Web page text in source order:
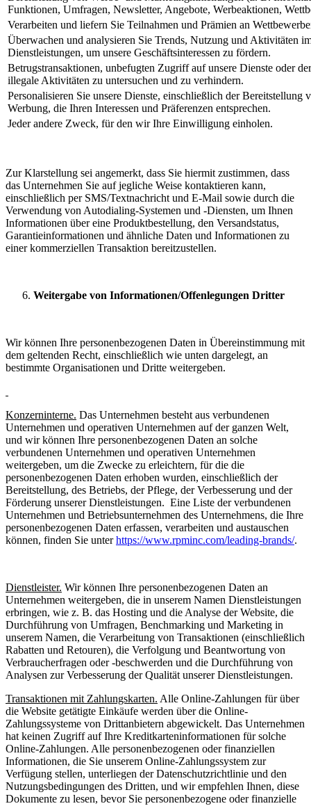
Funktionen, Umfragen, Newsletter, Angebote, Werbeaktionen,
Verarbeiten und liefern Sie Teilnahmen und Prämien an
Überwachen und analysieren Sie Trends, Nutzung und Aktivitäten
Dienstleistungen, um unsere Geschäftsinteressen zu fördern.
Betrugstransaktionen, unbefugten Zugriff auf unsere Dienste oder
illegale Aktivitäten zu untersuchen und zu verhindern.
Personalisieren Sie unsere Dienste, einschließlich der Bereitstellung
Werbung, die Ihren Interessen und Präferenzen entsprechen.
Jeder andere Zweck, für den wir Ihre Einwilligung einholen.
Zur Klarstellung sei angemerkt, dass Sie hiermit zustimmen, dass
das Unternehmen Sie auf jegliche Weise kontaktieren kann,
einschließlich per SMS/Textnachricht und E-Mail sowie durch die
Verwendung von Autodialing-Systemen und -Diensten, um Ihnen
Informationen über eine Produktbestellung, den Versandstatus,
Garantieinformationen und ähnliche Daten und Informationen zu
einer kommerziellen Transaktion bereitzustellen.
Weitergabe von Informationen/Offenlegungen Dritter
Wir können Ihre personenbezogenen Daten in Übereinstimmung mit
dem geltenden Recht, einschließlich wie unten dargelegt, an
bestimmte Organisationen und Dritte weitergeben.
Konzerninterne. Das Unternehmen besteht aus verbundenen
Unternehmen und operativen Unternehmen auf der ganzen Welt,
und wir können Ihre personenbezogenen Daten an solche
verbundenen Unternehmen und operativen Unternehmen
weitergeben, um die Zwecke zu erleichtern, für die die
personenbezogenen Daten erhoben wurden, einschließlich der
Bereitstellung, des Betriebs, der Pflege, der Verbesserung und der
Förderung unserer Dienstleistungen. Eine Liste der verbundenen
Unternehmen und Betriebsunternehmen des Unternehmens, die Ihre
personenbezogenen Daten erfassen, verarbeiten und austauschen
können, finden Sie unterhttps://www.rpminc.com/leading-brands/.
Dienstleister. Wir können Ihre personenbezogenen Daten an
Unternehmen weitergeben, die in unserem Namen Dienstleistungen
erbringen, wie z. B. das Hosting und die Analyse der Website, die
Durchführung von Umfragen, Benchmarking und Marketing in
unserem Namen, die Verarbeitung von Transaktionen (einschließlich
Rabatten und Retouren), die Verfolgung und Beantwortung von
Verbraucherfragen oder -beschwerden und die Durchführung von
Analysen zur Verbesserung der Qualität unserer Dienstleistungen.
Transaktionen mit Zahlungskarten. Alle Online-Zahlungen für über
die Website getätigte Einkäufe werden über die Online-
Zahlungssysteme von Drittanbietern abgewickelt. Das Unternehmen
hat keinen Zugriff auf Ihre Kreditkarteninformationen für solche
Online-Zahlungen. Alle personenbezogenen oder finanziellen
Informationen, die Sie unserem Online-Zahlungssystem zur
Verfügung stellen, unterliegen der Datenschutzrichtlinie und den
Nutzungsbedingungen des Dritten, und wir empfehlen Ihnen, diese
Dokumente zu lesen, bevor Sie personenbezogene oder finanzielle